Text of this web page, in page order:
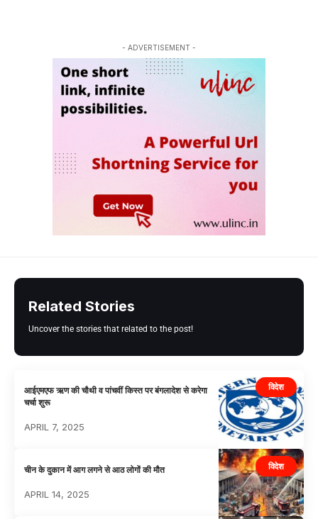
- ADVERTISEMENT -
Related Stories
Uncover the stories that related to the post!
विदेश
आईएमएफ ऋण की चौथी व पांचवीं किस्त पर बंगलादेश से करेगा
चर्चा शुरू
APRIL 7, 2025
विदेश
चीन के दुकान में आग लगने से आठ लोगों की मौत
APRIL 14, 2025